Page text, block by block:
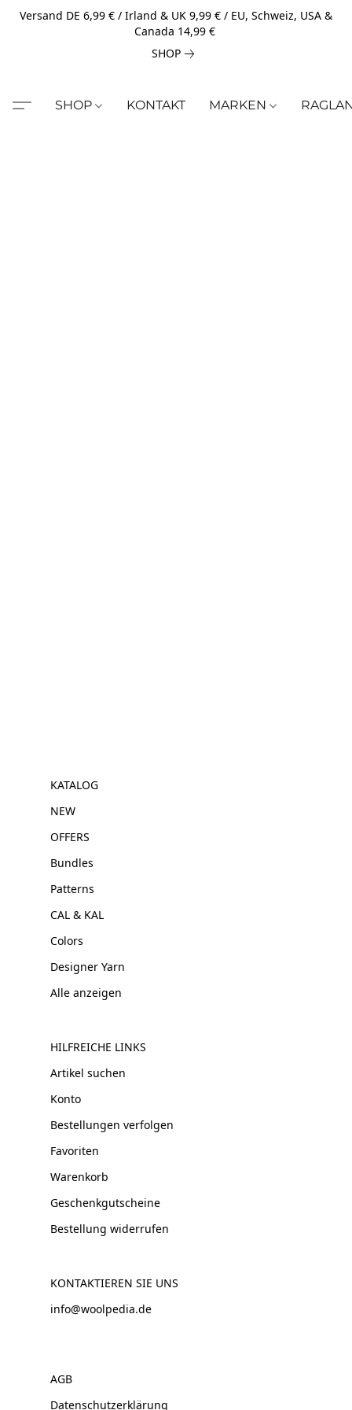
Versand DE 6,99 € / Irland & UK 9,99 € / EU, Schweiz, USA &
Canada 14,99 €
SHOP
SHOP KONTAKT MARKEN
KATALOG
NEW
OFFERS
Bundles
Patterns
CAL & KAL
Colors
Designer Yarn
Alle anzeigen
HILFREICHE LINKS
Artikel suchen
Konto
Bestellungen verfolgen
Favoriten
Warenkorb
Geschenkgutscheine
Bestellung widerrufen
KONTAKTIEREN SIE UNS
info@woolpedia.de
AGB
Datenschutzerklärung